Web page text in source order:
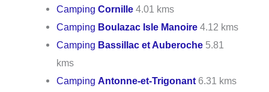
CampingCornille 4.01 kms
Camping Boulazac Isle Manoire 4.12 kms
Camping Bassillac et Auberoche 5.81
kms
CampingAntonne-et-Trigonant 6.31 kms